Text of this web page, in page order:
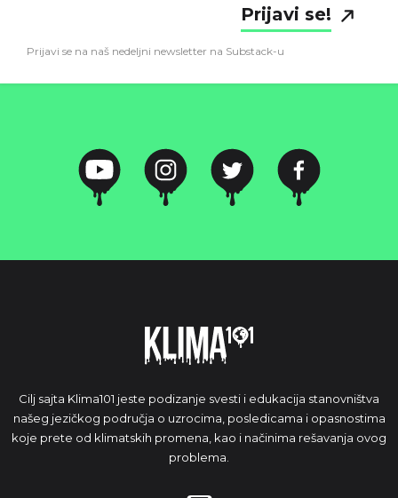
Prijavi se!
Prijavi se na naš nedeljni newsletter na Substack-u
Cilj sajta Klima101 jeste podizanje svesti i edukacija stanovništva
našeg jezičkog područja o uzrocima, posledicama i opasnostima
koje prete od klimatskih promena, kao i načinima rešavanja ovog
problema.